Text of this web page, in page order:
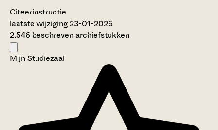
Citeerinstructie
laatste wijziging 23-01-2026
2.546 beschreven archiefstukken
Mijn Studiezaal